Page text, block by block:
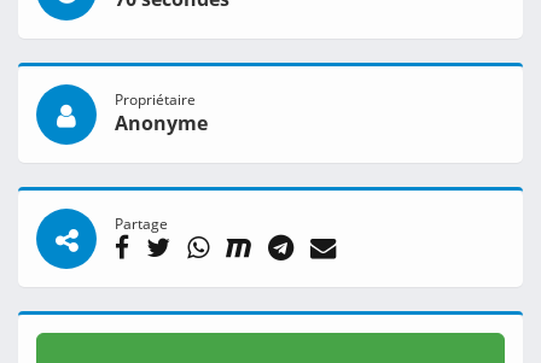
Propriétaire
Anonyme
Partage